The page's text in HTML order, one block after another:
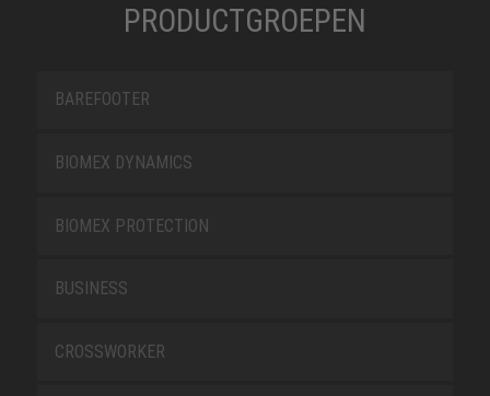
PRODUCTGROEPEN
BAREFOOTER
BIOMEX DYNAMICS
BIOMEX PROTECTION
BUSINESS
CROSSWORKER